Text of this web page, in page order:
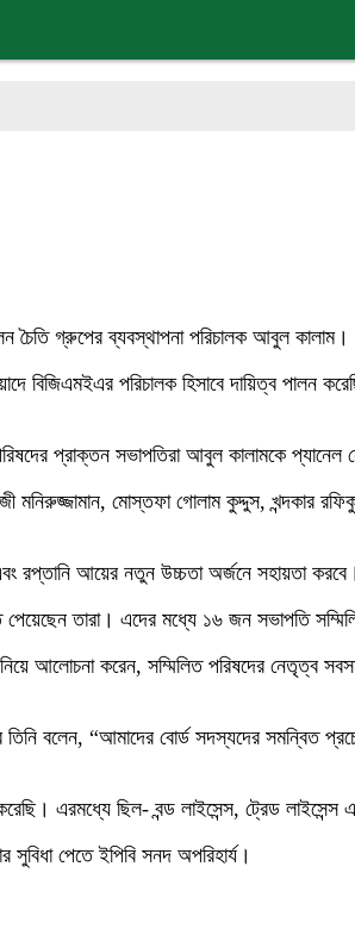
চৈতি গ্রুপের ব্যবস্থাপনা পরিচালক আবুল কালাম।
বিজিএমইএর পরিচালক হিসাবে দায়িত্ব
প্রাক্তন সভাপতিরা আবুল কালামকে প্যানেল
মোস্তফা গোলাম কুদ্দুস, খন্দকার
এবং রপ্তানি আয়ের নতুন উচ্চতা অর্জনে সহায়তা করবে।
তারা। এদের মধ্যে ১৬ জন সভাপতি
আলোচনা করেন, সম্মিলিত পরিষদের নেতৃত্ব
বলেন, “আমাদের বোর্ড সদস্যদের সমন্বিত
এরমধ্যে ছিল- বন্ড লাইসেন্স, ট্রেড লাইসেন্স
পেতে ইপিবি সনদ অপরিহার্য।